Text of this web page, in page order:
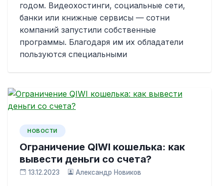
годом. Видеохостинги, социальные сети,
банки или книжные сервисы — сотни
компаний запустили собственные
программы. Благодаря им их обладатели
пользуются специальными
НОВОСТИ
Ограничение QIWI кошелька: как
вывести деньги со счета?
13.12.2023 Александр Новиков